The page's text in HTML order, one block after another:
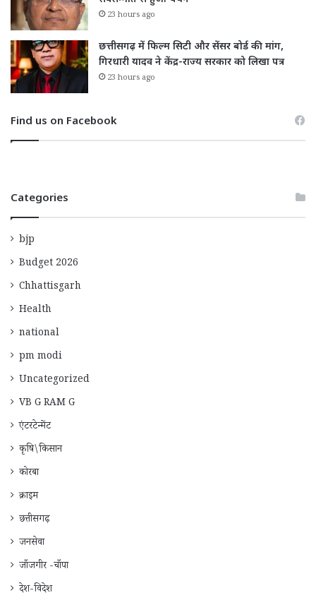
23 hours ago
छत्तीसगढ़ में फिल्म सिटी और सेंसर बोर्ड की मांग,
गिरधारी यादव ने केंद्र-राज्य सरकार को लिखा पत्र
23 hours ago
Find us on Facebook
Categories
bjp
Budget 2026
Chhattisgarh
Health
national
pm modi
Uncategorized
VB G RAM G
एंटरटेन्मेंट
कृषि\किसान
कोरबा
क्राइम
छत्तीसगढ़
जनसेवा
जाँजगीर -चाँपा
देश-विदेश